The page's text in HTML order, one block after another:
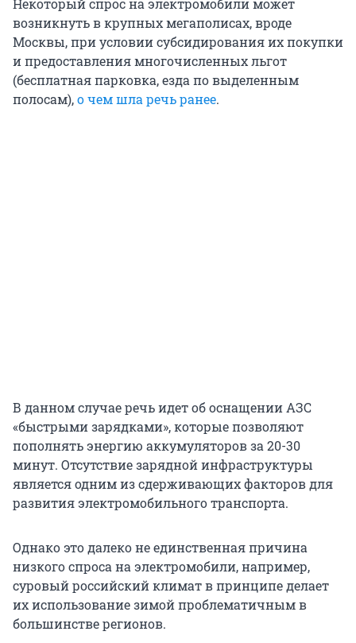
Некоторый спрос на электромобили может
возникнуть в крупных мегаполисах, вроде
Москвы, при условии субсидирования их покупки
и предоставления многочисленных льгот
(бесплатная парковка, езда по выделенным
полосам),о чем шла речь ранее.
В данном случае речь идет об оснащении АЗС
«быстрыми зарядками», которые позволяют
пополнять энергию аккумуляторов за 20-30
минут. Отсутствие зарядной инфраструктуры
является одним из сдерживающих факторов для
развития электромобильного транспорта.
Однако это далеко не единственная причина
низкого спроса на электромобили, например,
суровый российский климат в принципе делает
их использование зимой проблематичным в
большинстве регионов.